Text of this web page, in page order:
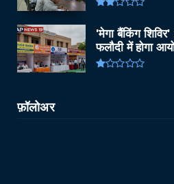
'मेगा बैंकिंग
फलौदी में होगा
फ़ॉलोअर